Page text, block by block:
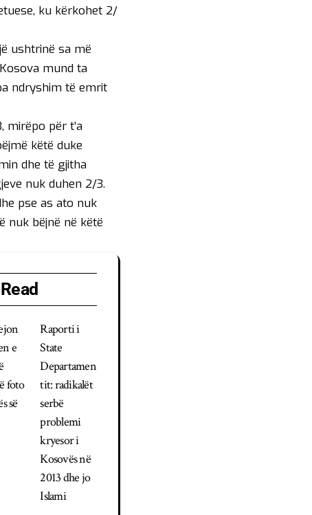
ku kërkohet 2/
ushtrinë sa më
mund ta
ndryshim të emrit
për t’a
këtë duke
dhe të gjitha
nuk duhen 2/3.
pse as ato nuk
nuk bëjnë në këtë
e
foto
së
Raporti i
State
Departamen
tit: radikalët
serbë
problemi
kryesor i
Kosovës në
2013 dhe jo
Islami